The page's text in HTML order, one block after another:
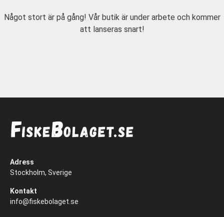
Något stort är på gång! Vår butik är under arbete och kommer
att lanseras snart!
Adress
Stockholm, Sverige
Kontakt
info@fiskebolaget.se